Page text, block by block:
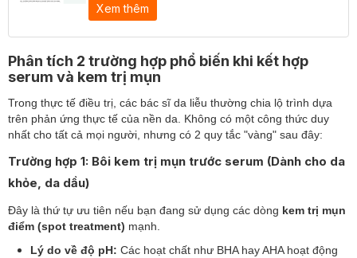
Xem thêm
Phân tích 2 trường hợp phổ biến khi kết hợp
serum và kem trị mụn
Trong thực tế điều trị, các bác sĩ da liễu thường chia lộ trình dựa
trên phản ứng thực tế của nền da. Không có một công thức duy
nhất cho tất cả mọi người, nhưng có 2 quy tắc "vàng" sau đây:
Trường hợp 1: Bôi kem trị mụn trước serum (Dành cho da
khỏe, da dầu)
Đây là thứ tự ưu tiên nếu bạn đang sử dụng các dòng kem trị mụn
điểm (spot treatment) mạnh.
Lý do về độ pH: Các hoạt chất như BHA hay AHA hoạt động